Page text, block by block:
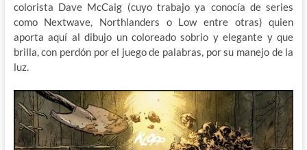
colorista Dave McCaig (cuyo trabajo ya conocía de series
como Nextwave, Northlanders o Low entre otras) quien
aporta aquí al dibujo un coloreado sobrio y elegante y que
brilla, con perdón por el juego de palabras, por su manejo de la
luz.